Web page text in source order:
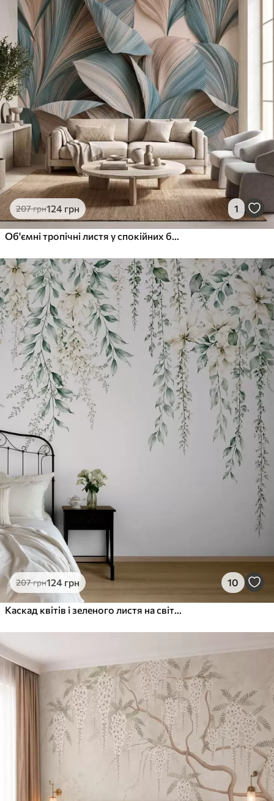
207грн124 грн 1
207грн124 грн 10